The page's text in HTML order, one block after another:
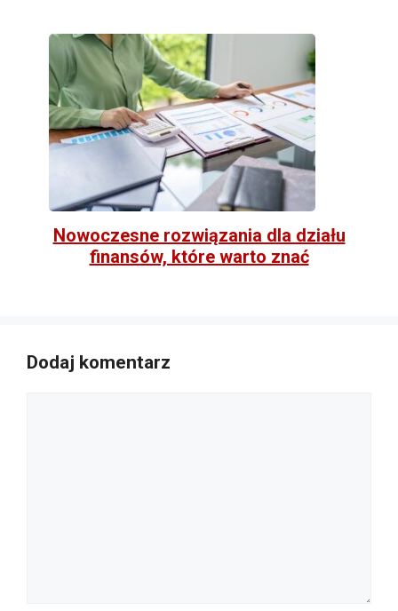
Nowoczesne rozwiązania dla działu
finansów, które warto znać
Dodaj komentarz